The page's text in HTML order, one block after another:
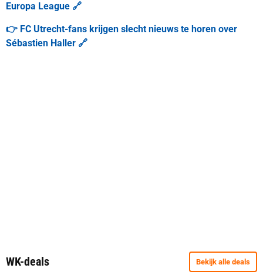
Europa League 🔗
👉 FC Utrecht-fans krijgen slecht nieuws te horen over
Sébastien Haller 🔗
WK-deals Bekijk alle deals